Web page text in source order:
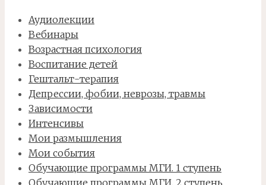
Аудиолекции
Вебинары
Возрастная психология
Воспитание детей
Гештальт-терапия
Депрессии, фобии, неврозы, травмы
Зависимости
Интенсивы
Мои размышления
Мои события
Обучающие программы МГИ. 1 ступень
Обучающие программы МГИ. 2 ступень